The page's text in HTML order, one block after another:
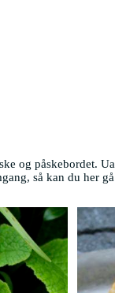
og påskebordet.
så kan du her